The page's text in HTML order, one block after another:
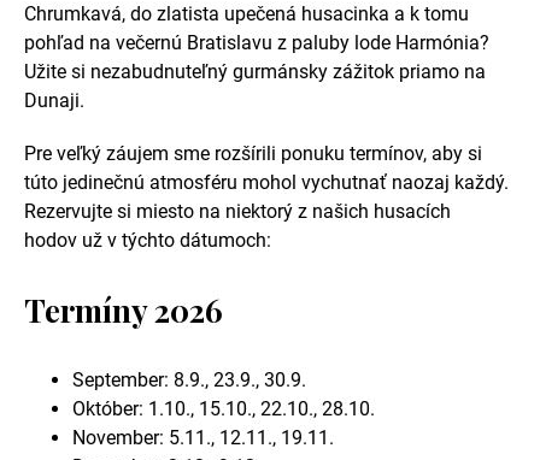
Chrumkavá, do zlatista upečená husacinka a k tomu
pohľad na večernú Bratislavu z paluby lode Harmónia?
Užite si nezabudnuteľný gurmánsky zážitok priamo na
Dunaji.
Pre veľký záujem sme rozšírili ponuku termínov, aby si
túto jedinečnú atmosféru mohol vychutnať naozaj každý.
Rezervujte si miesto na niektorý z našich husacích
hodov už v týchto dátumoch:
Termíny 2026
September: 8.9., 23.9., 30.9.
Október: 1.10., 15.10., 22.10., 28.10.
November: 5.11., 12.11., 19.11.